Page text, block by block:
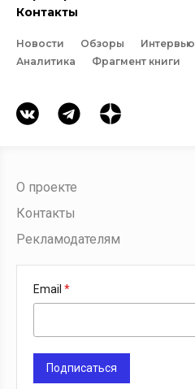
Контакты
Новости Обзоры Интервью
Аналитика
Фрагмент книги
О проекте
Контакты
Рекламодателям
Email
Подписаться